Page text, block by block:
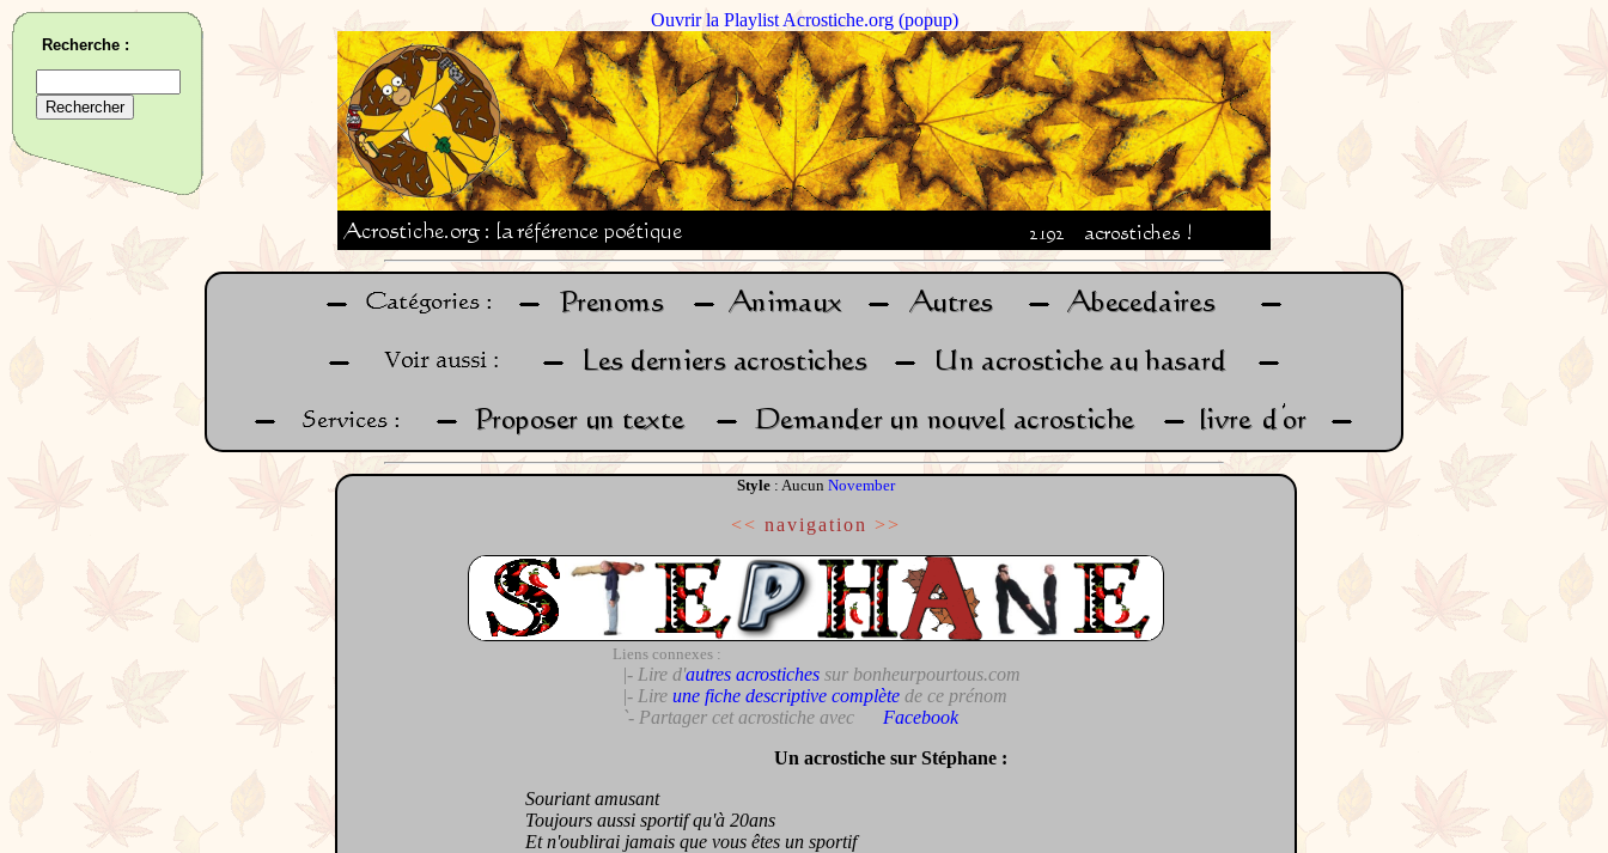
Ouvrir la Playlist Acrostiche.org (popup)
Style : Aucun November
<< navigation >>
Liens connexes :
|- Lire d'autres acrostichessur bonheurpourtous.com
|- Lire une fiche descriptive complètede ce prénom
`- Partager cet acrostiche avec
Facebook
Un acrostiche sur Stéphane :
Souriant amusant
Toujours aussi sportif qu'à 20ans
Et n'oublirai jamais que vous êtes un sportif
Recherche :